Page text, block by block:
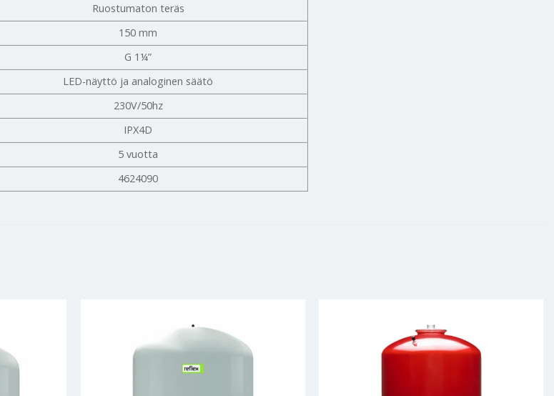
Ruostumaton teräs
150 mm
G 1¼”
LED-näyttö ja analoginen säätö
230V/50hz
IPX4D
5 vuotta
4624090